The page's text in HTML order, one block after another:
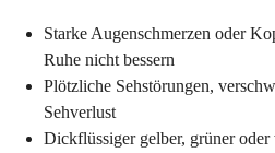
Starke Augenschmerzen oder
Ruhe nicht bessern
Plötzliche Sehstörungen,
Sehverlust
Dickflüssiger gelber, grüner